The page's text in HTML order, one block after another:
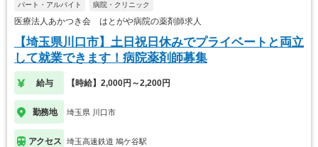
パート・アルバイト 病院・クリニック
医療法人あかつき会 はとがや病院の薬剤師求人
【埼玉県川口市】土日祝日休みでプライベートと両立
して就業できます！病院薬剤師募集
給与 【時給】2,000円～2,200円
勤務地 埼玉県 川口市
アクセス 埼玉高速鉄道 鳩ケ谷駅